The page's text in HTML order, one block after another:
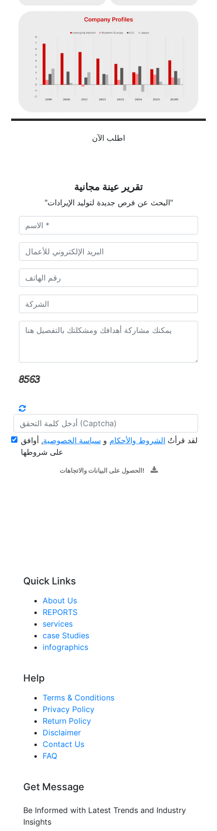
اطلب الآن
تقرير عينة مجانية
"البحث عن فرص جديدة لتوليد الإيرادات"
لقد قرأتُ الشروط والأحكام و سياسة الخصوصية, أوافق
على شروطها
الحصول على البيانات والاتجاهات!
Quick Links
About Us
REPORTS
services
case Studies
infographics
Help
Terms & Conditions
Privacy Policy
Return Policy
Disclaimer
Contact Us
FAQ
Get Message
Be Informed with Latest Trends and Industry
Insights